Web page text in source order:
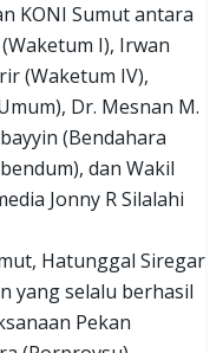
KONI Sumut antara
I), Irwan
(Waketum IV),
Dr. Mesnan M.
(Bendahara
dan Wakil
Jonny R Silalahi
Hatunggal Siregar
yang selalu berhasil
Pekan